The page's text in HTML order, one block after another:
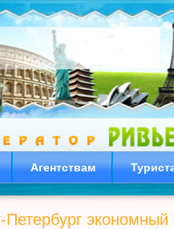
Агентствам
Петербург